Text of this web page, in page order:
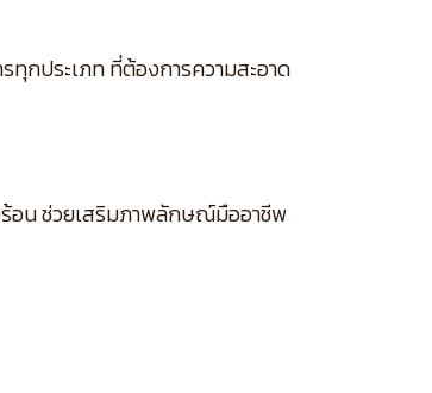
ทุกประเภท ที่ต้องการความสะอาด
ร้อน ช่วยเสริมภาพลักษณ์มืออาชีพ